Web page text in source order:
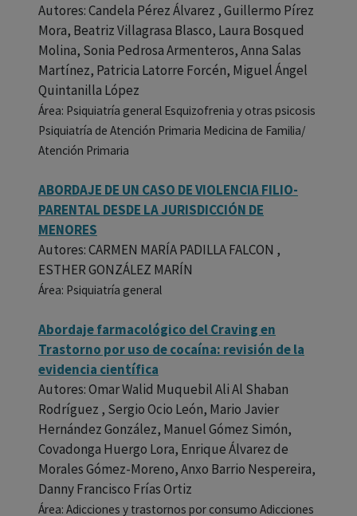
Autores: Candela Pérez Álvarez , Guillermo Pírez
Mora, Beatriz Villagrasa Blasco, Laura Bosqued
Molina, Sonia Pedrosa Armenteros, Anna Salas
Martínez, Patricia Latorre Forcén, Miguel Ángel
Quintanilla López
Área: Psiquiatría general Esquizofrenia y otras psicosis
Psiquiatría de Atención Primaria Medicina de Familia/
Atención Primaria
ABORDAJE DE UN CASO DE VIOLENCIA FILIO-
PARENTAL DESDE LA JURISDICCIÓN DE
MENORES
Autores: CARMEN MARÍA PADILLA FALCON ,
ESTHER GONZÁLEZ MARÍN
Área: Psiquiatría general
Abordaje farmacológico del Craving en
Trastorno por uso de cocaína: revisión de la
evidencia científica
Autores: Omar Walid Muquebil Ali Al Shaban
Rodríguez , Sergio Ocio León, Mario Javier
Hernández González, Manuel Gómez Simón,
Covadonga Huergo Lora, Enrique Álvarez de
Morales Gómez-Moreno, Anxo Barrio Nespereira,
Danny Francisco Frías Ortiz
Área: Adicciones y trastornos por consumo Adicciones